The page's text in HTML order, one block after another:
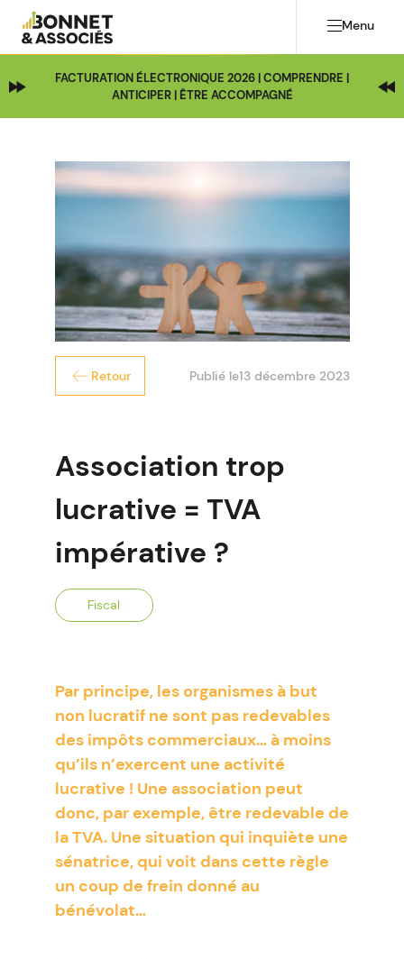
Menu
FACTURATION ÉLECTRONIQUE 2026 | COMPRENDRE |
ANTICIPER | ÊTRE ACCOMPAGNÉ
Retour Publié le13 décembre 2023
Association trop
lucrative = TVA
impérative ?
Fiscal
Par principe, les organismes à but
non lucratif ne sont pas redevables
des impôts commerciaux… à moins
qu’ils n’exercent une activité
lucrative ! Une association peut
donc, par exemple, être redevable de
la TVA. Une situation qui inquiète une
sénatrice, qui voit dans cette règle
un coup de frein donné au
bénévolat…